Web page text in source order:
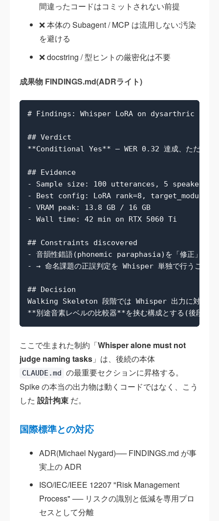
間違ったコードはコミットされない前提
❌ 本体の Subagent / MCP は流用しない:汚染
を避ける
❌ docstring / 型ヒントの厳密化は不要
成果物 FINDINGS.md(ADRライト)
# Findings: Whisper LoRA on dysarthric
## Verdict
**Conditional Yes** — WER 0.32 達成、ただし以下
## Evidence
- Sample size: 100 utterances, 5 speakers
- Best config: LoRA rank=8,
- VRAM peak: 13.8 GB / 16 GB
- Wall time: 42 min on RTX 5060 Ti
## Constraints discovered
- 音韻性錯語(phonemic paraphasia)を「修正」して
- → 命名課題の正誤判定を Whisper 単独で行うこと
## Decision
Walking Skeleton 段階では Whisper 出力に対して
ここで生まれた制約「Whisper alone must not
judge naming tasks 」は、後続の本体
CLAUDE.md の最重要セクションに昇格する。
Spike の本当の出力物は動くコードではなく、こう
した 設計拘束 だ。
国際標準との対応
ADR(Michael Nygard)── FINDINGS.md が事
実上の ADR
ISO/IEC/IEEE 12207 "Risk Management
Process" ── リスクの識別と低減を専用プロ
セスとして分離